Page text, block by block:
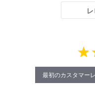
最初のカスタマー